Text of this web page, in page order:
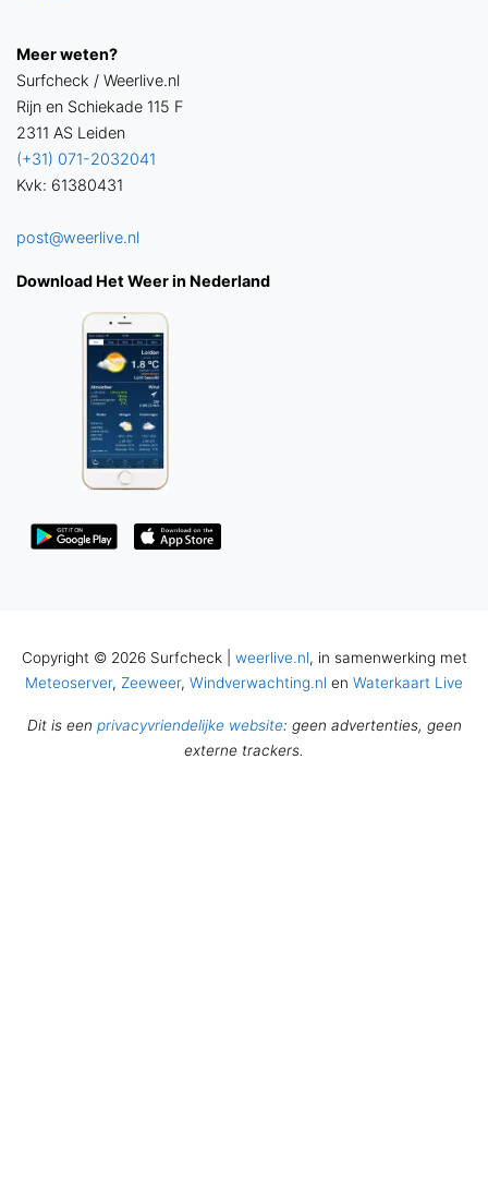
Meer weten?
Surfcheck / Weerlive.nl
Rijn en Schiekade 115 F
2311 AS Leiden
(+31) 071-2032041
Kvk: 61380431
post@weerlive.nl
Download Het Weer in Nederland
Copyright © 2026 Surfcheck | weerlive.nl, in samenwerking met
Meteoserver, Zeeweer, Windverwachting.nl en Waterkaart Live
Dit is een privacyvriendelijke website: geen advertenties, geen
externe trackers.